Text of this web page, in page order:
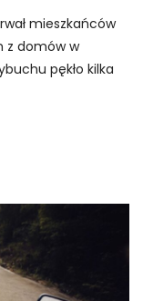
mieszkańców
z domów w
pękło kilka